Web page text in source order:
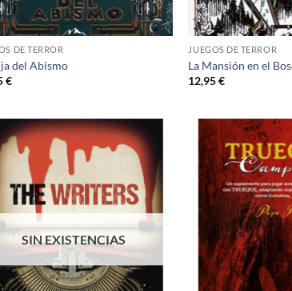
DE TERROR
del Abismo
€
JUEGOS DE TERROR
La Mansión en el
12,95€
Añadir
a la
lista de
deseos
SIN EXISTENCIAS